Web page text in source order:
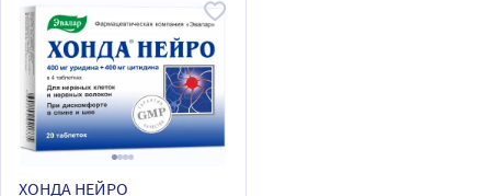
ХОНДА НЕЙРО